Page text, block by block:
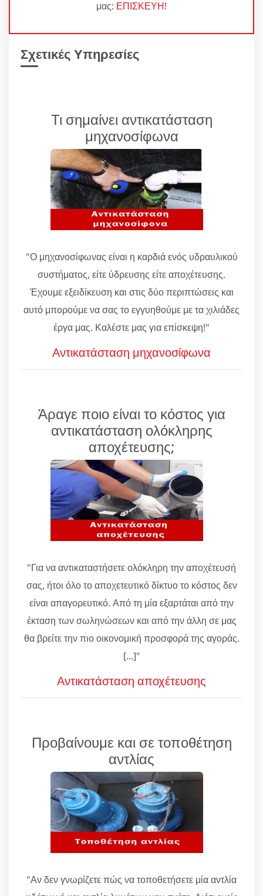
μας: ΕΠΙΣΚΕΥΗ!
Σχετικές Υπηρεσίες
Τι σημαίνει αντικατάσταση
μηχανοσίφωνα
"Ο μηχανοσίφωνας είναι η καρδιά ενός υδραυλικού
συστήματος, είτε ύδρευσης είτε αποχέτευσης.
Έχουμε εξειδίκευση και στις δύο περιπτώσεις και
αυτό μπορούμε να σας το εγγυηθούμε με τα χιλιάδες
έργα μας. Καλέστε μας για επίσκεψη!"
Αντικατάσταση μηχανοσίφωνα
Άραγε ποιο είναι το κόστος για
αντικατάσταση ολόκληρης
αποχέτευσης;
"Για να αντικαταστήσετε ολόκληρη την αποχέτευσή
σας, ήτοι όλο το αποχετευτικό δίκτυο το κόστος δεν
είναι απαγορευτικό. Από τη μία εξαρτάται από την
έκταση των σωληνώσεων και από την άλλη σε μας
θα βρείτε την πιο οικονομική προσφορά της αγοράς.
[...]"
Αντικατάσταση αποχέτευσης
Προβαίνουμε και σε τοποθέτηση
αντλίας
"Αν δεν γνωρίζετε πώς να τοποθετήσετε μία αντλία